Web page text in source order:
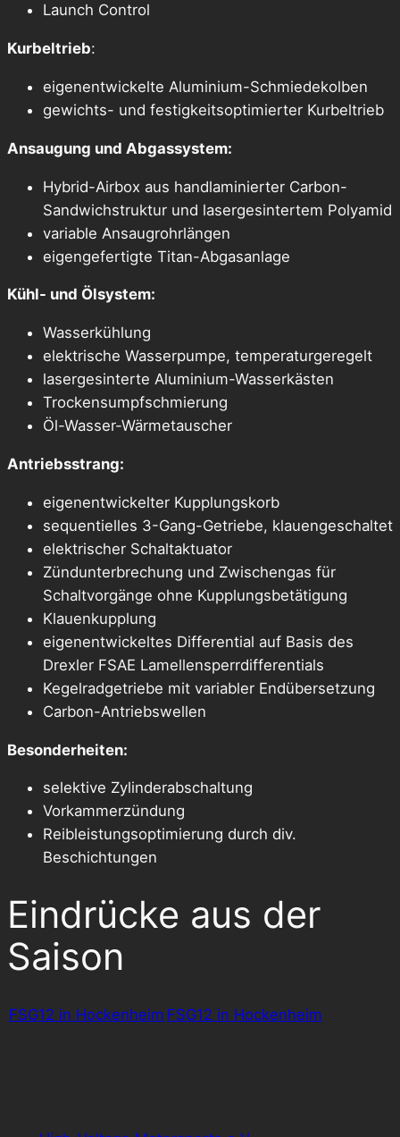
Launch Control
Kurbeltrieb:
eigenentwickelte Aluminium-Schmiedekolben
gewichts- und festigkeitsoptimierter Kurbeltrieb
Ansaugung und Abgassystem:
Hybrid-Airbox aus handlaminierter Carbon-
Sandwichstruktur und lasergesintertem Polyamid
variable Ansaugrohrlängen
eigengefertigte Titan-Abgasanlage
Kühl- und Ölsystem:
Wasserkühlung
elektrische Wasserpumpe, temperaturgeregelt
lasergesinterte Aluminium-Wasserkästen
Trockensumpfschmierung
Öl-Wasser-Wärmetauscher
Antriebsstrang:
eigenentwickelter Kupplungskorb
sequentielles 3-Gang-Getriebe, klauengeschaltet
elektrischer Schaltaktuator
Zündunterbrechung und Zwischengas für
Schaltvorgänge ohne Kupplungsbetätigung
Klauenkupplung
eigenentwickeltes Differential auf Basis des
Drexler FSAE Lamellensperrdifferentials
Kegelradgetriebe mit variabler Endübersetzung
Carbon-Antriebswellen
Besonderheiten:
selektive Zylinderabschaltung
Vorkammerzündung
Reibleistungsoptimierung durch div.
Beschichtungen
Eindrücke aus der
Saison
FSG12 in Hockenheim FSG12 in Hockenheim